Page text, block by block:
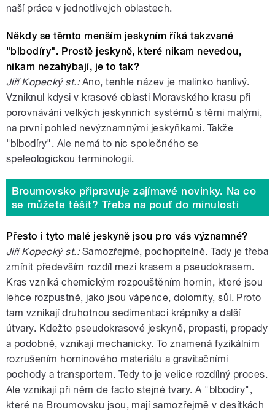
naší práce v jednotlivejch oblastech.
Někdy se těmto menším jeskyním říká takzvané
"blbodíry". Prostě jeskyně, které nikam nevedou,
nikam nezahýbají, je to tak?
Jiří Kopecký st.:Ano, tenhle název je malinko hanlivý.
Vzniknul kdysi v krasové oblasti Moravského krasu při
porovnávání velkých jeskynních systémů s těmi malými,
na první pohled nevýznamnými jeskyňkami. Takže
"blbodíry". Ale nemá to nic společného se
speleologickou terminologií.
Broumovsko připravuje zajímavé novinky. Na co
se můžete těšit? Třeba na pouť do minulosti
Přesto i tyto malé jeskyně jsou pro vás významné?
Jiří Kopecký st.:Samozřejmě, pochopitelně. Tady je třeba
zmínit především rozdíl mezi krasem a pseudokrasem.
Kras vzniká chemickým rozpouštěním hornin, které jsou
lehce rozpustné, jako jsou vápence, dolomity, sůl. Proto
tam vznikají druhotnou sedimentaci krápníky a další
útvary. Kdežto pseudokrasové jeskyně, propasti, propady
a podobně, vznikají mechanicky. To znamená fyzikálním
rozrušením horninového materiálu a gravitačními
pochody a transportem. Tedy to je velice rozdílný proces.
Ale vznikají při něm de facto stejné tvary. A "blbodíry",
které na Broumovsku jsou, mají samozřejmě v desítkách